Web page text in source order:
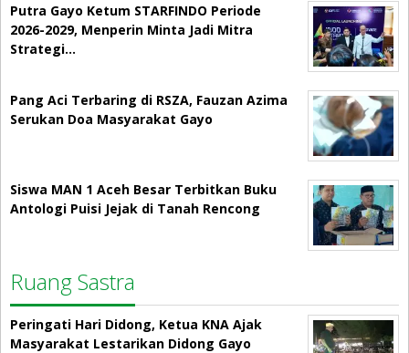
Putra Gayo Ketum STARFINDO Periode
2026-2029, Menperin Minta Jadi Mitra
Strategi…
Pang Aci Terbaring di RSZA, Fauzan Azima
Serukan Doa Masyarakat Gayo
Siswa MAN 1 Aceh Besar Terbitkan Buku
Antologi Puisi Jejak di Tanah Rencong
Ruang Sastra
Peringati Hari Didong, Ketua KNA Ajak
Masyarakat Lestarikan Didong Gayo